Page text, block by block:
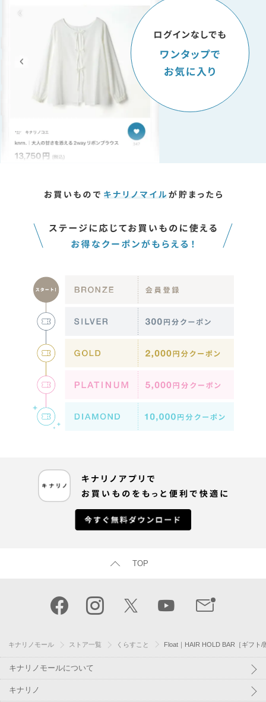
TOP
キナリノモール ストア一覧 くらすこと Float｜HAIR HOLD BAR［ギフト/
キナリノモールについて
キナリノ